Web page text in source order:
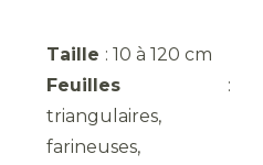
Taille : 10 à 120 cm
Feuilles :
triangulaires,
farineuses,